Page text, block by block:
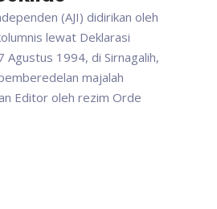
(AJI) didirikan oleh
lewat Deklarasi
Agustus 1994, di Sirnagalih,
majalah
Editor oleh rezim Orde